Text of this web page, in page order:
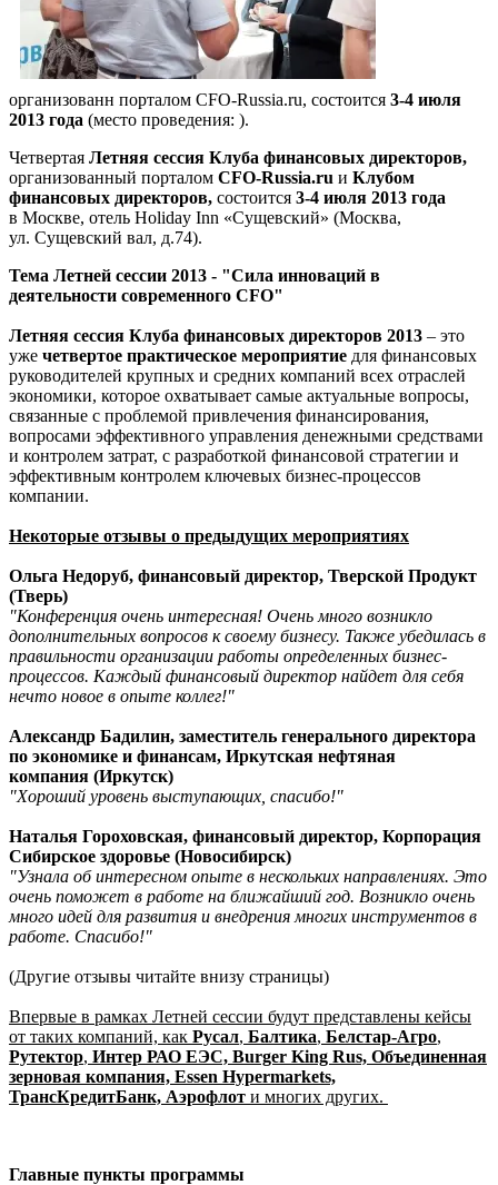
организованн порталом CFO-Russia.ru, состоится 3-4 июля
2013 года (место проведения: ).
Четвертая Летняя сессия Клуба финансовых директоров,
организованный порталом CFO-Russia.ru и Клубом
финансовых директоров, состоится 3-4 июля 2013 года
в Москве, отель Holiday Inn «Сущевский» (Москва,
ул. Сущевский вал, д.74).
Тема Летней сессии 2013 - "Сила инноваций в
деятельности современного CFO"
Летняя сессия Клуба финансовых директоров 2013 – это
уже четвертое практическое мероприятие для финансовых
руководителей крупных и средних компаний всех отраслей
экономики, которое охватывает самые актуальные вопросы,
связанные с проблемой привлечения финансирования,
вопросами эффективного управления денежными средствами
и контролем затрат, с разработкой финансовой стратегии и
эффективным контролем ключевых бизнес-процессов
компании.
Некоторые отзывы о предыдущих мероприятиях
Ольга Недоруб, финансовый директор, Тверской Продукт
(Тверь)
"Конференция очень интересная! Очень много возникло
дополнительных вопросов к своему бизнесу. Также убедилась в
правильности организации работы определенных бизнес-
процессов. Каждый финансовый директор найдет для себя
нечто новое в опыте коллег!"
Александр Бадилин, заместитель генерального директора
по экономике и финансам, Иркутская нефтяная
компания (Иркутск)
"Хороший уровень выступающих, спасибо!"
Наталья Гороховская, финансовый директор, Корпорация
Сибирское здоровье (Новосибирск)
"Узнала об интересном опыте в нескольких направлениях. Это
очень поможет в работе на ближайший год. Возникло очень
много идей для развития и внедрения многих инструментов в
работе. Спасибо!"
(Другие отзывы читайте внизу страницы)
Впервые в рамках Летней сессии будут представлены кейсы
от таких компаний, как Русал, Балтика, Белстар-Агро,
Рутектор, Интер РАО ЕЭС, Burger King Rus, Объединенная
зерновая компания, Essen Hypermarkets,
ТрансКредитБанк, Аэрофлот и многих других.
Главные пункты программы